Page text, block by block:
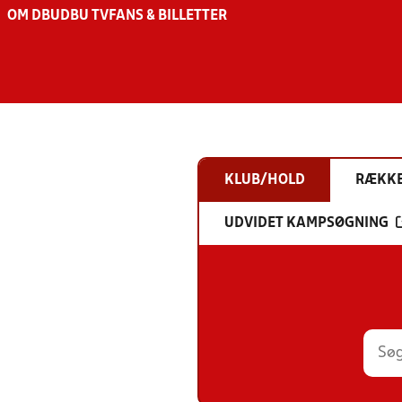
OM DBU DBU TV FANS & BILLETTER
KLUB/HOLD
UDVIDET KAMPSØGNING